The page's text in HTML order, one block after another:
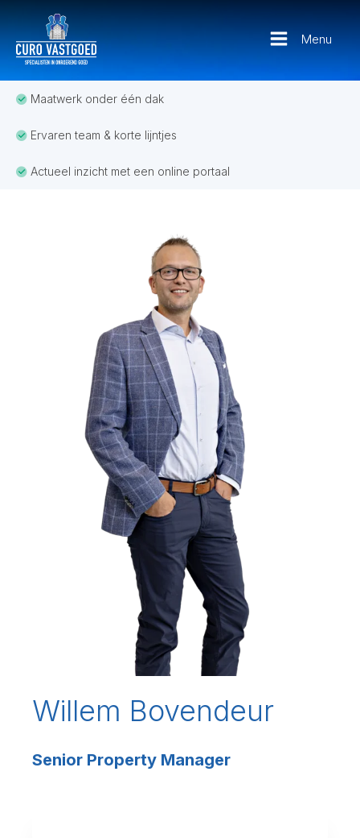
Menu
Maatwerk onder één dak
Ervaren team & korte lijntjes
Actueel inzicht met een online portaal
Willem Bovendeur
Senior Property Manager